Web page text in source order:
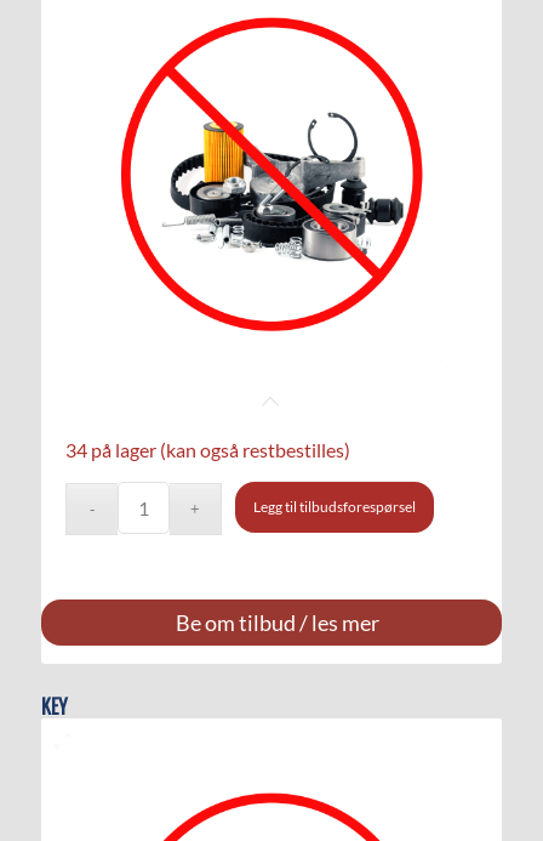
34 på lager (kan også restbestilles)
Legg til tilbudsforespørsel
Be om tilbud / les mer
KEY